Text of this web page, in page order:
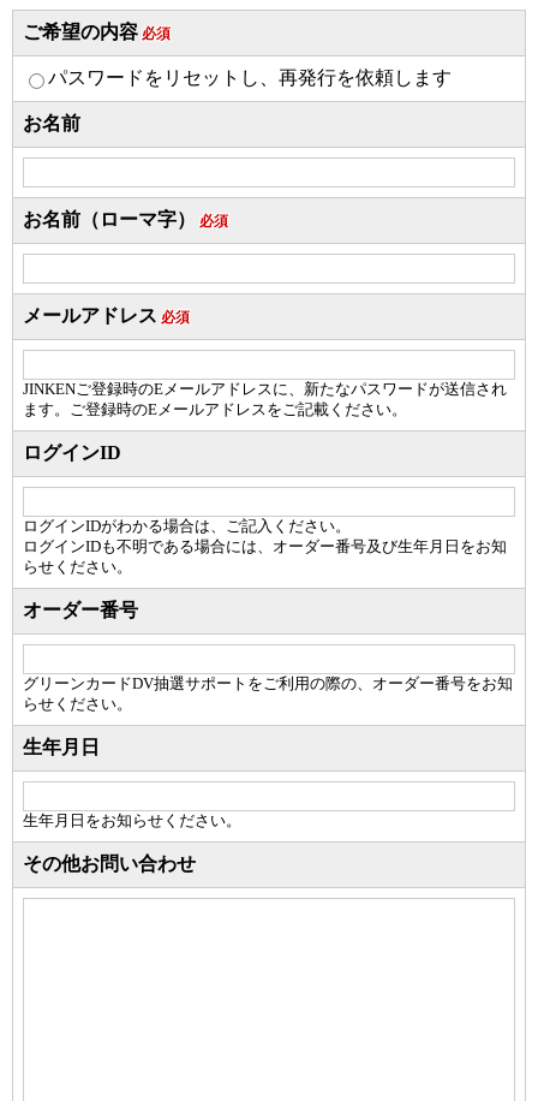
ご希望の内容 必須
パスワードをリセットし、再発行を依頼します
お名前
お名前（ローマ字） 必須
メールアドレス 必須
JINKENご登録時のEメールアドレスに、新たなパスワードが送信され
ます。ご登録時のEメールアドレスをご記載ください。
ログインID
ログインIDがわかる場合は、ご記入ください。
ログインIDも不明である場合には、オーダー番号及び生年月日をお知
らせください。
オーダー番号
グリーンカードDV抽選サポートをご利用の際の、オーダー番号をお知
らせください。
生年月日
生年月日をお知らせください。
その他お問い合わせ